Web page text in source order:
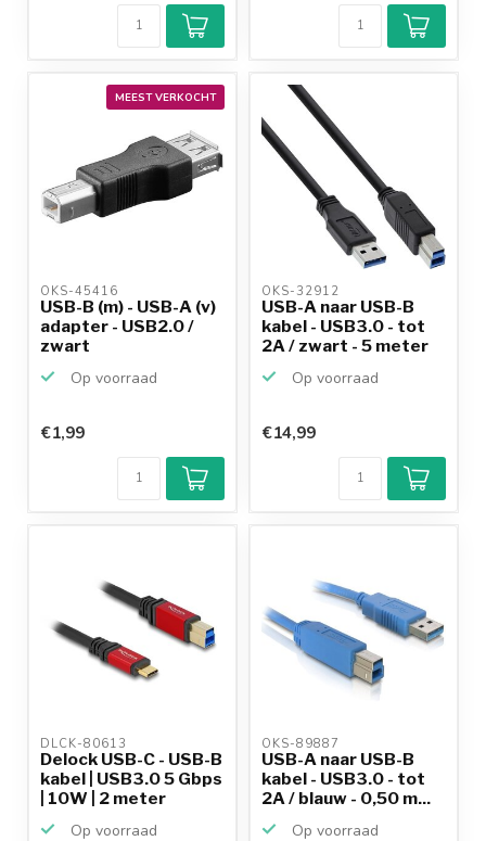
9,2/10
Achteraf
betalen mogelijk
productkennis
MEEST VERKOCHT
OKS-45416
USB-B (m) - USB-A (v)
adapter - USB2.0 /
zwart
Op voorraad
€1,99
OKS-32912
USB-A naar USB-B
kabel - USB3.0 - tot
2A / zwart - 5 meter
Op voorraad
€14,99
DLCK-80613
Delock USB-C - USB-B
kabel | USB3.0 5 Gbps
| 10W | 2 meter
Op voorraad
OKS-89887
USB-A naar USB-B
kabel - USB3.0 - tot
2A / blauw - 0,50 m...
Op voorraad